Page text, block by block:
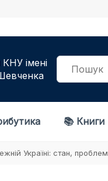
імені
📚 Книги
Україні: стан,